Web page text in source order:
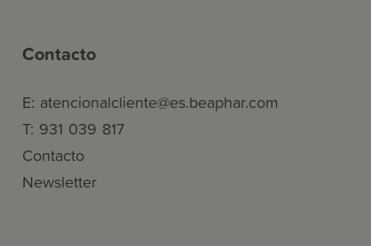
Contacto
E: atencionalcliente@es.beaphar.com
T: 931 039 817
Contacto
Newsletter